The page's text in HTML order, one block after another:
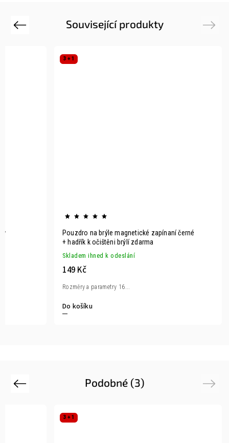
Související produkty
Previous
3 + 1
Pouzdro na brýle magnetické zapínaní černé
+ hadřík k očištěni brýlí zdarma
Skladem ihned k odeslání
149 Kč
Do košíku
Rozměry a parametry 16...
Next
Podobné (3)
Previous
3 + 1
Next